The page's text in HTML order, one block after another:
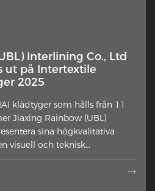
hamnar detta dolda
får förnyat
hemsömmer och
extra tyglagret placerat mot
ha
Interlining Co., Ltd
ut på Intertextile
2025
klädtyger som hålls från 11
Jiaxing Rainbow (UBL)
sina högkvalitativa
visuell och teknisk
